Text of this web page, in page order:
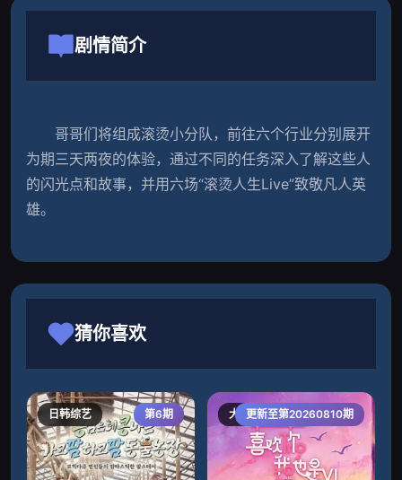
剧情简介
哥哥们将组成滚烫小分队，前往六个行业分别展开
为期三天两夜的体验，通过不同的任务深入了解这些人
的闪光点和故事，并用六场“滚烫人生Live”致敬凡人英
雄。
猜你喜欢
日韩综艺 第6期 大陆综艺
更新至第20260810期